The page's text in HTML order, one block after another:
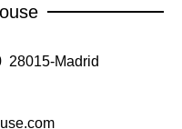
28015-Madrid